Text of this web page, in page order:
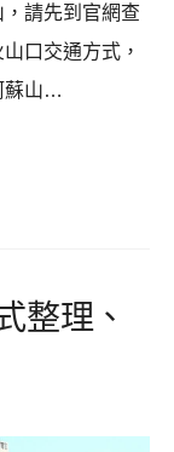
請先到官網查
口交通方式，
蘇山…
整理、